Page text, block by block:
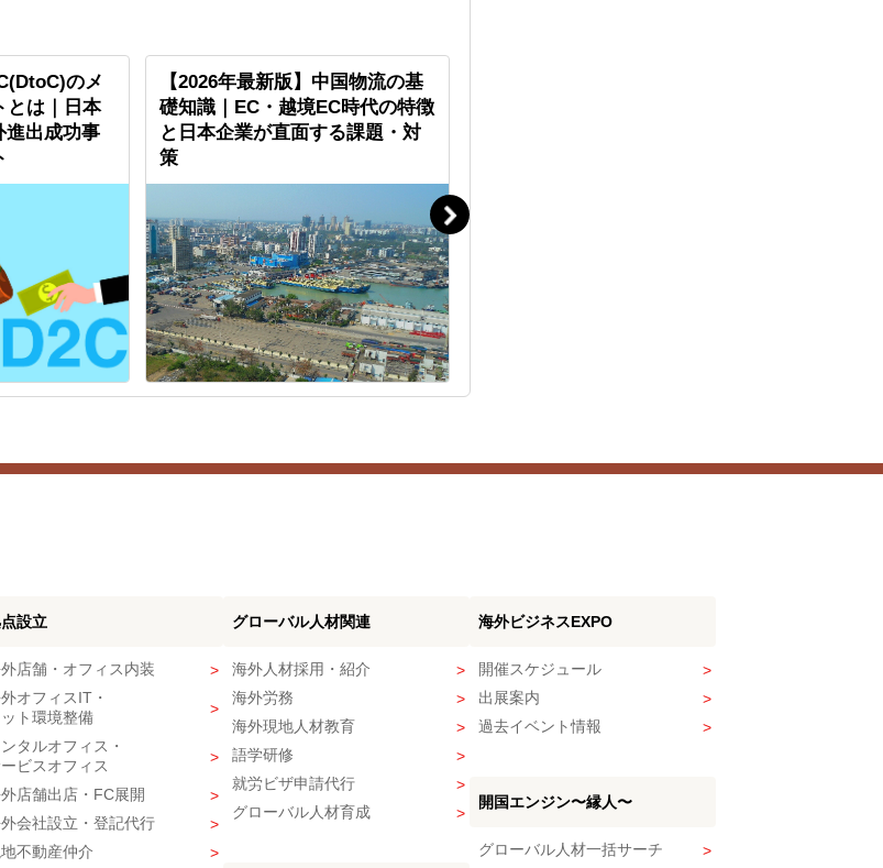
のメ
とは｜日本
進出成功事
【2026年最新版】中国物流の基
礎知識｜EC・越境EC時代の特徴
と日本企業が直面する課題・対
策
設立
店舗・オフィス内装
オフィスIT・
ト環境整備
タルオフィス・
ビスオフィス
店舗出店・FC展開
会社設立・登記代行
不動産仲介
グローバル人材関連
海外人材採用・紹介
海外労務
海外現地人材教育
語学研修
就労ビザ申請代行
グローバル人材育成
海外ビジネスEXPO
開催スケジュール
出展案内
過去イベント情報
開国エンジン〜縁人〜
グローバル人材一括サーチ